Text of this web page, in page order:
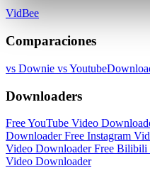
VidBee
Comparaciones
vs Downie vs
Downloaders
Free YouTube Video
DownloaderFree Instagram
Video DownloaderFree Bilibili
Video Downloader